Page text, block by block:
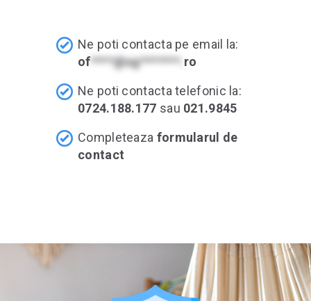
Ne poti contacta pe email la:
of****@sg*******. ro
Ne poti contacta telefonic la:
0724.188.177 sau 021.9845
Completeaza formularul de
contact